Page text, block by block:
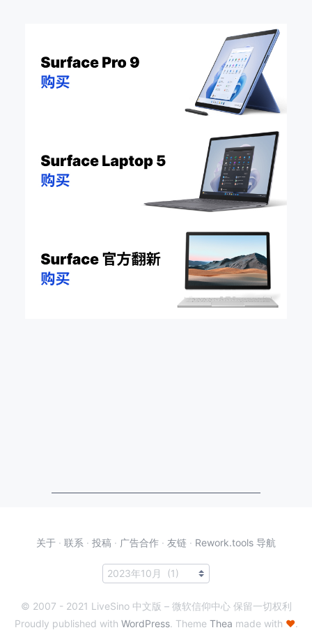
关于 · 联系 · 投稿 · 广告合作 · 友链 · Rework.tools 导航
© 2007 - 2021 LiveSino 中文版 – 微软信仰中心 保留一切权利
Proudly published with WordPress. Theme Thea made with ♥.